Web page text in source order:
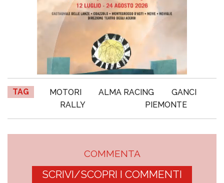
TAG MOTORI ALMA RACING
GANCI
RALLY
PIEMONTE
COMMENTA
SCRIVI/SCOPRI I COMMENTI